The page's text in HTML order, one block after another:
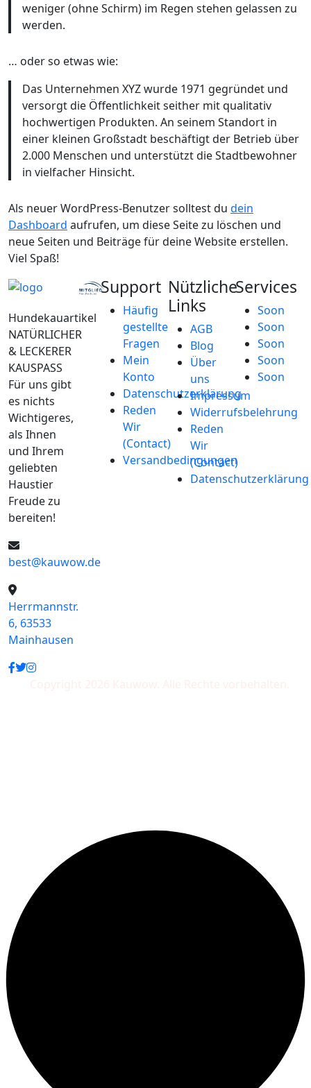
weniger (ohne Schirm) im Regen stehen gelassen zu
werden.
… oder so etwas wie:
Das Unternehmen XYZ wurde 1971 gegründet und
versorgt die Öffentlichkeit seither mit qualitativ
hochwertigen Produkten. An seinem Standort in
einer kleinen Großstadt beschäftigt der Betrieb über
2.000 Menschen und unterstützt die Stadtbewohner
in vielfacher Hinsicht.
Als neuer WordPress-Benutzer solltest du dein
Dashboard aufrufen, um diese Seite zu löschen und
neue Seiten und Beiträge für deine Website erstellen.
Viel Spaß!
Hundekauartikel
NATÜRLICHER
& LECKERER
KAUSPASS
Für uns gibt
es nichts
Wichtigeres,
als Ihnen
und Ihrem
geliebten
Haustier
Freude zu
bereiten!
best@kauwow.de
Herrmannstr.
6, 63533
Mainhausen
Support
Häufig
gestellte
Fragen
Mein
Konto
Datenschutzerklärung
Reden
Wir
(Contact)
Versandbedingungen
Nützliche
Links
AGB
Blog
Über
uns
Impressum
Widerrufsbelehrung
Reden
Wir
(Contact)
Datenschutzerklärung
Services
Soon
Soon
Soon
Soon
Soon